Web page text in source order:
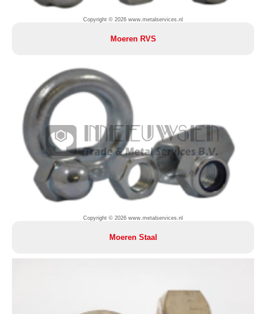
Copyright © 2026 www.metalservices.nl
Moeren RVS
Copyright © 2026 www.metalservices.nl
Moeren Staal